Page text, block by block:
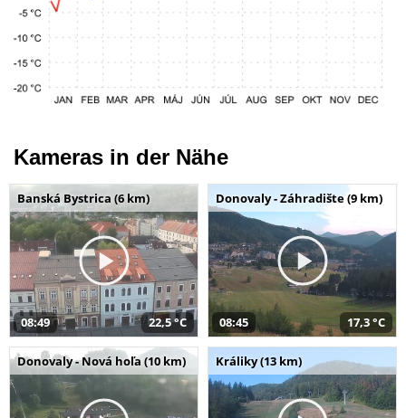
Kameras in der Nähe
Banská Bystrica (6 km)
08:49 22,5 °C
Donovaly - Záhradište (9 km)
08:45 17,3 °C
Donovaly - Nová hoľa (10 km) Králiky (13 km)